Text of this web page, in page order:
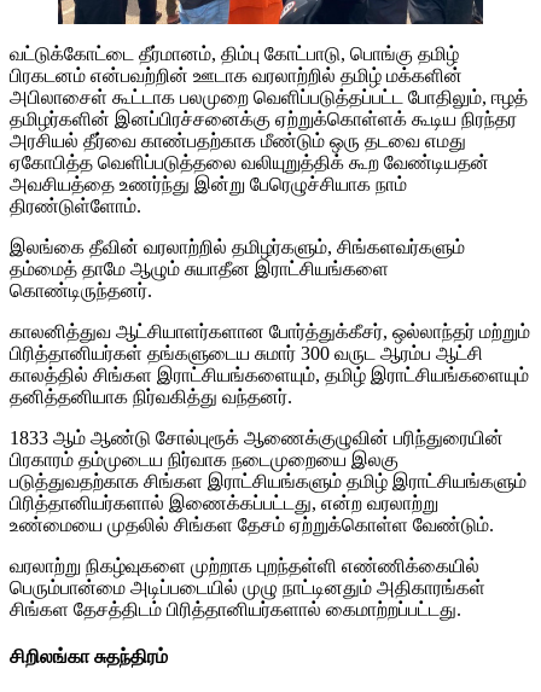
வட்டுக்கோட்டை தீர்மானம், திம்பு கோட்பாடு, பொங்கு தமிழ்
பிரகடனம் என்பவற்றின் ஊடாக வரலாற்றில் தமிழ் மக்களின்
அபிலாசைள் கூட்டாக பலமுறை வெளிப்படுத்தப்பட்ட போதிலும், ஈழத்
தமிழர்களின் இனப்பிரச்சனைக்கு ஏற்றுக்கொள்ளக் கூடிய நிரந்தர
அரசியல் தீர்வை காண்பதற்காக மீண்டும் ஒரு தடவை எமது
ஏகோபித்த வெளிப்படுத்தலை வலியுறுத்திக் கூற வேண்டியதன்
அவசியத்தை உணர்ந்து இன்று பேரெழுச்சியாக நாம்
திரண்டுள்ளோம்.
இலங்கை தீவின் வரலாற்றில் தமிழர்களும், சிங்களவர்களும்
தம்மைத் தாமே ஆழும் சுயாதீன இராட்சியங்களை
கொண்டிருந்தனர்.
காலனித்துவ ஆட்சியாளர்களான போர்த்துக்கீசர், ஒல்லாந்தர் மற்றும்
பிரித்தானியர்கள் தங்களுடைய சுமார் 300 வருட ஆரம்ப ஆட்சி
காலத்தில் சிங்கள இராட்சியங்களையும், தமிழ் இராட்சியங்களையும்
தனித்தனியாக நிர்வகித்து வந்தனர்.
1833 ஆம் ஆண்டு சோல்புரூக் ஆணைக்குழுவின் பரிந்துரையின்
பிரகாரம் தம்முடைய நிர்வாக நடைமுறையை இலகு
படுத்துவதற்காக சிங்கள இராட்சியங்களும் தமிழ் இராட்சியங்களும்
பிரித்தானியர்களால் இணைக்கப்பட்டது, என்ற வரலாற்று
உண்மையை முதலில் சிங்கள தேசம் ஏற்றுக்கொள்ள வேண்டும்.
வரலாற்று நிகழ்வுகளை முற்றாக புறந்தள்ளி எண்ணிக்கையில்
பெரும்பான்மை அடிப்படையில் முழு நாட்டினதும் அதிகாரங்கள்
சிங்கள தேசத்திடம் பிரித்தானியர்களால் கைமாற்றப்பட்டது.
சிறிலங்கா சுதந்திரம்